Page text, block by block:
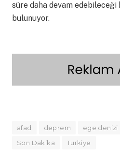
süre daha devam edebileceği
bulunuyor.
afad deprem ege denizi
Son Dakika
Türkiye